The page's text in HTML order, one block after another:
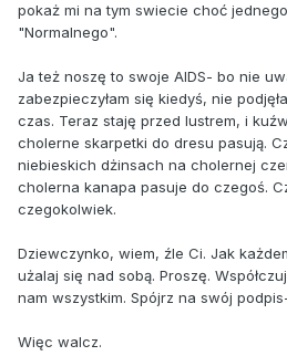
pokaż mi na tym swiecie choć
"Normalnego".
Ja też noszę to swoje AIDS- bo nie
zabezpieczyłam się kiedyś, nie
czas. Teraz staję przed lustrem, i
cholerne skarpetki do dresu pasują.
niebieskich dżinsach na cholernej
cholerna kanapa pasuje do czegoś.
czegokolwiek.
Dziewczynko, wiem, źle Ci. Jak
użalaj się nad sobą. Proszę.
nam wszystkim. Spójrz na swój
Więc walcz.